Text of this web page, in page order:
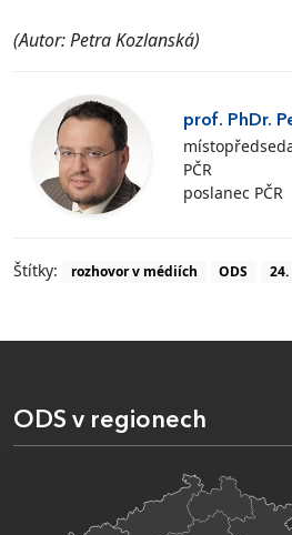
(Autor: Petra Kozlanská)
prof. PhDr.
PČR
poslanec PČR
Štítky: rozhovor v médiích ODS
ODS v regionech